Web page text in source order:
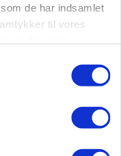
de har indsamlet
til vores
03. aug.